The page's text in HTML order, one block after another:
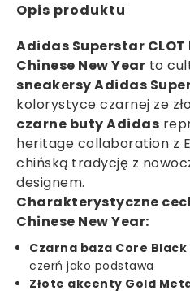
Opis produktu
Adidas Superstar CLOT
Chinese New Year to
sneakersy Adidas
kolorystyce czarnej ze
czarne buty Adidas
heritage collaboration z
chińską tradycję z
designem.
Charakterystyczne
Chinese New Year:
Czarna baza Core
czerń jako podstawa
Złote akcenty Gold